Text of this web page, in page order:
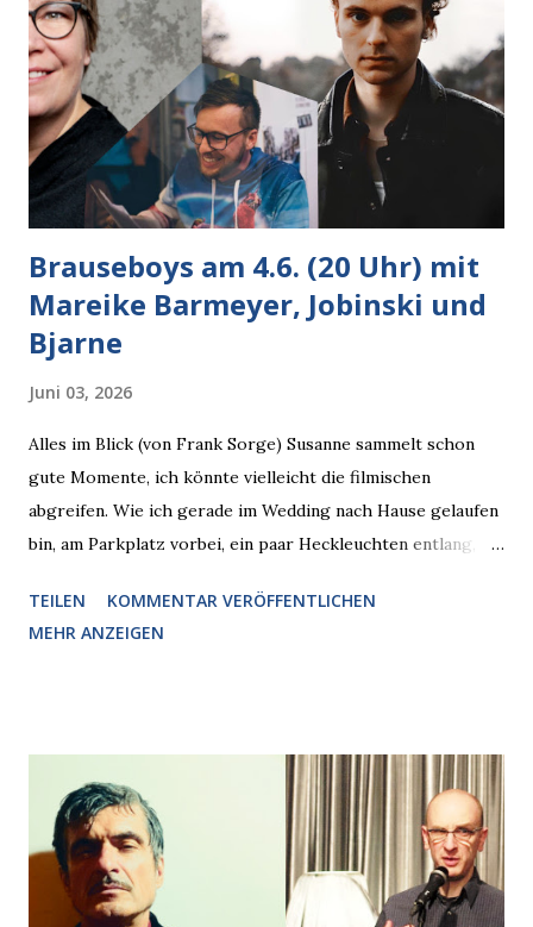
Brauseboys am 4.6. (20 Uhr) mit
Mareike Barmeyer, Jobinski und
Bjarne
Juni 03, 2026
Alles im Blick (von Frank Sorge) Susanne sammelt schon
gute Momente, ich könnte vielleicht die filmischen
abgreifen. Wie ich gerade im Wedding nach Hause gelaufen
bin, am Parkplatz vorbei, ein paar Heckleuchten entlang, als
den Blick kam, mit verlockend frisch leuchtenden
Pizzastücken. Von links pirschte sich eine Krähe an das
Krähe und ihn an, er die Krähe und mich, wir lächelten
gleichzeitig amüsiert. “Vorsicht!”, sagte ich zu ihm, “im
Wedding muss man immer aufpassen!” “Mach ich!”,
bestätigte der freundliche Nachbar, "Hab alles im Blick!”
Wir fixierten die ertappte Krähe, die sich zurückzog.
TEILEN
KOMMENTAR VERÖFFENTLICHEN
MEHR ANZEIGEN